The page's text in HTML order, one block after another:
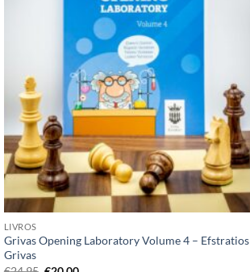
LIVROS
Grivas Opening Laboratory Volume 4 – Efstratios
Grivas